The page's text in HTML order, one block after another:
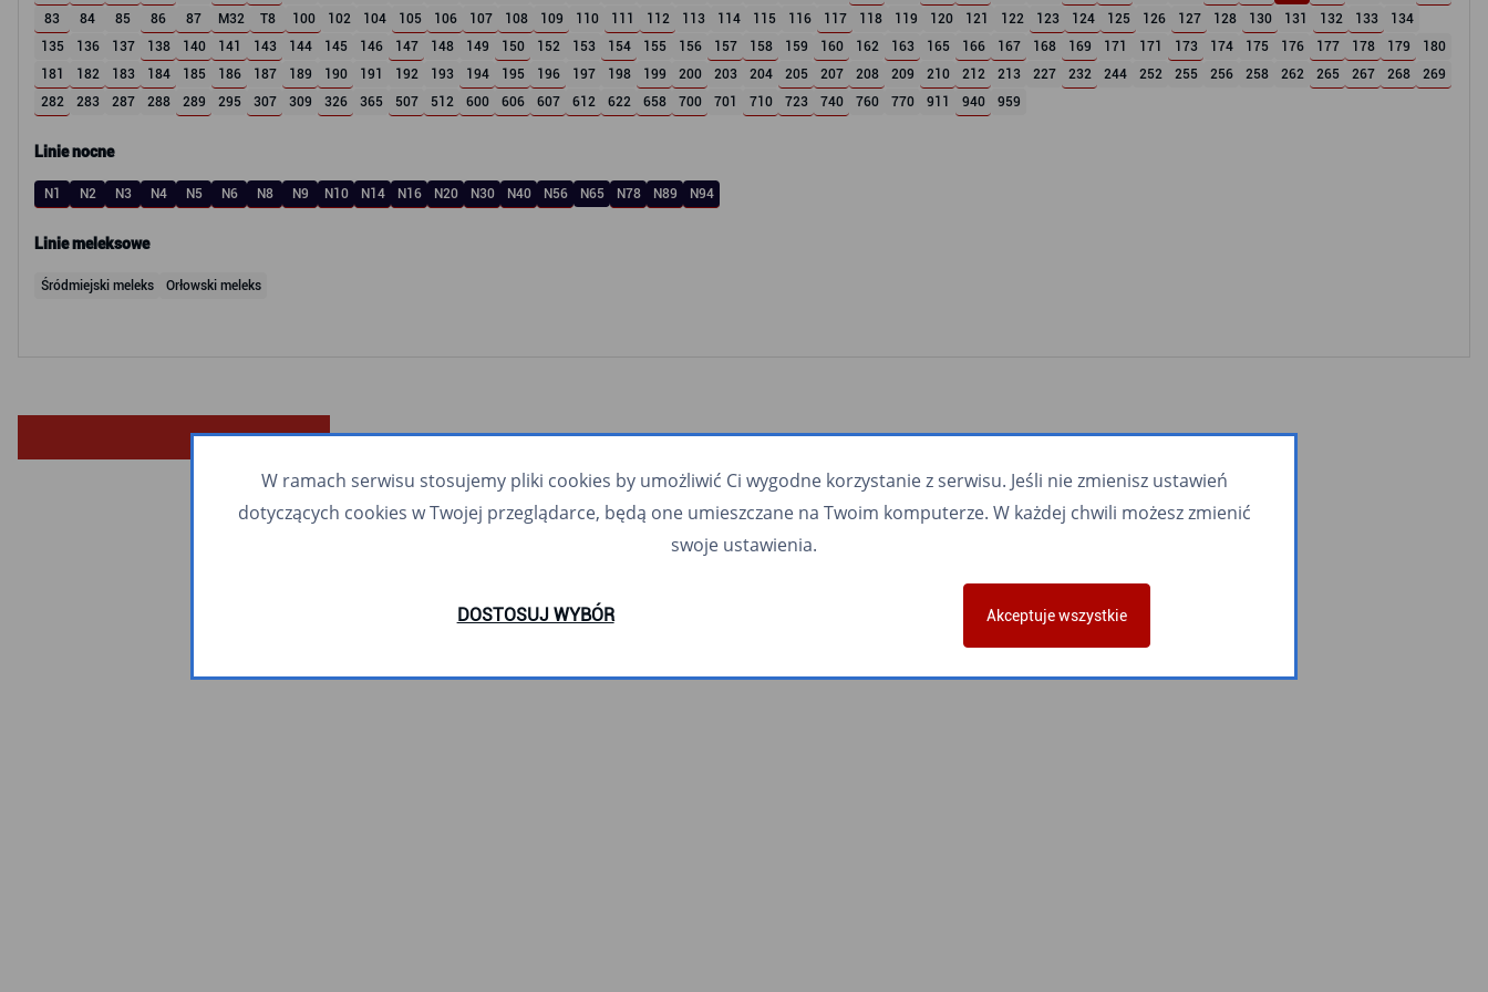
83 84 85 86 87 M32 T8 100 102 104 105 106 107 108 109 110 111 112 113 114 115 116 117 118 119 120 121 122 123 124 125 126 127 128 130 131 132 133
134
135
136 137 138 140 141 143 144 145 146 147 148 149 150 152 153 154 155 156 157 158 159 160 162 163 165 166 167 168 169 171 171 173 174 175 176 177 178 179
180
181
182 183 184 185 186 187 189 190 191 192 193 194 195 196 197 198 199 200 203 204 205 207 208 209 210 212 213 227 232 244 252 255 256 258 262 265 267 268
269
282
283 287 288 289 295 307 309 326 365 507 512 600 606 607 612 622 658 700 701 710 723 740 760 770 911 940 959
Linie nocne
N1 N2 N3 N4 N5 N6 N8 N9 N10 N14 N16 N20 N30 N40 N56 N65 N78 N89 N94
Linie meleksowe
Śródmiejski meleks Orłowski meleks
W ramach serwisu stosujemy pliki cookies by umożliwić Ci wygodne korzystanie z serwisu. Jeśli nie zmienisz ustawień
dotyczących cookies w Twojej przeglądarce, będą one umieszczane na Twoim komputerze. W każdej chwili możesz zmienić
swoje ustawienia.
DOSTOSUJ WYBÓR Akceptuje wszystkie